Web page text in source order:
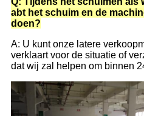
abt het schuim en de
doen?
A: U kunt onze latere
verklaart voor de situatie of
dat wij zal helpen om binnen